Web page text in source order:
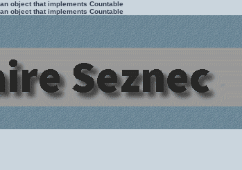
object that implements Countable
object that implements Countable